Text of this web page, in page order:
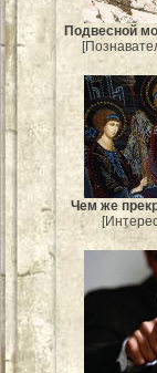
Подвесной
Чем же